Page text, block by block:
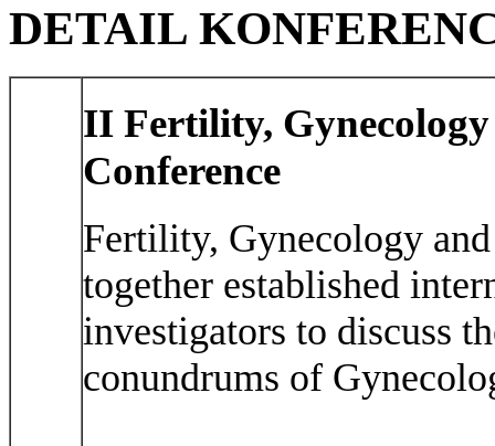
DETAIL
II Fertility,
Conference
Fertility, Gynecology
together established
investigators to discuss
conundrums of